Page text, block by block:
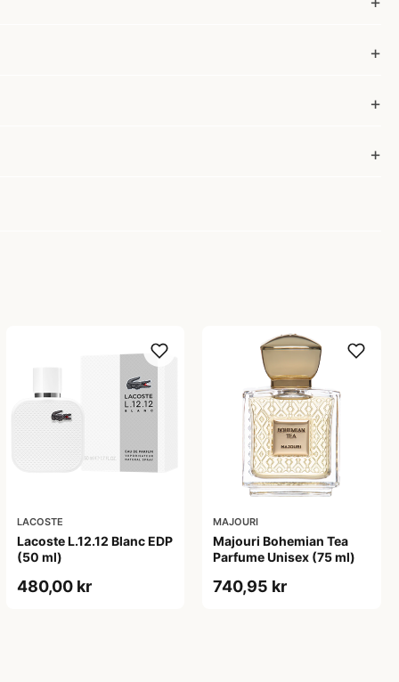
LACOSTE
Lacoste L.12.12 Blanc EDP
(50 ml)
480,00 kr
MAJOURI
Majouri Bohemian Tea
Parfume Unisex (75 ml)
740,95 kr